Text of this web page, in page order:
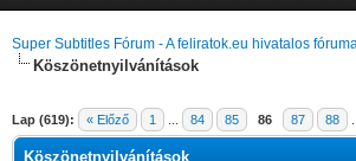
Super Subtitles Fórum - A feliratok.eu hivatalos
Köszönetnyilvánítások
Lap (619): « Előző 1 84 85 86 87 88
Köszönetnyilvánítások